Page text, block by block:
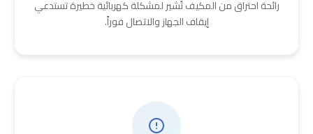
رائحة احتراق من المكيف تُشير لمشكلة كهربائية خطيرة تستدعي
إيقاف الجهاز والاتصال فوراً.